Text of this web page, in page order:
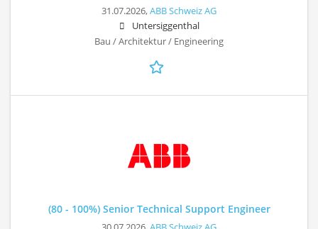
31.07.2026,ABB Schweiz AG
Untersiggenthal
Bau / Architektur / Engineering
(80 - 100%) Senior Technical Support Engineer